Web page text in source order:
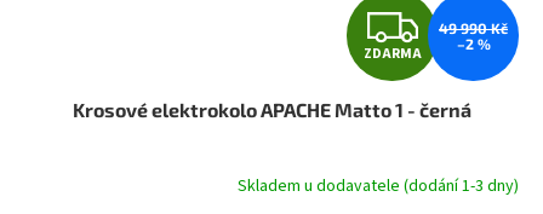
Z
D
A
R
ZDARMA
49 990 Kč
–2 %
Krosové elektrokolo APACHE Matto 1 - černá
Skladem u dodavatele (dodání 1-3 dny)